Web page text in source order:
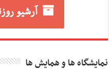
آرشیو
نمایشگاه ها و همایش ها